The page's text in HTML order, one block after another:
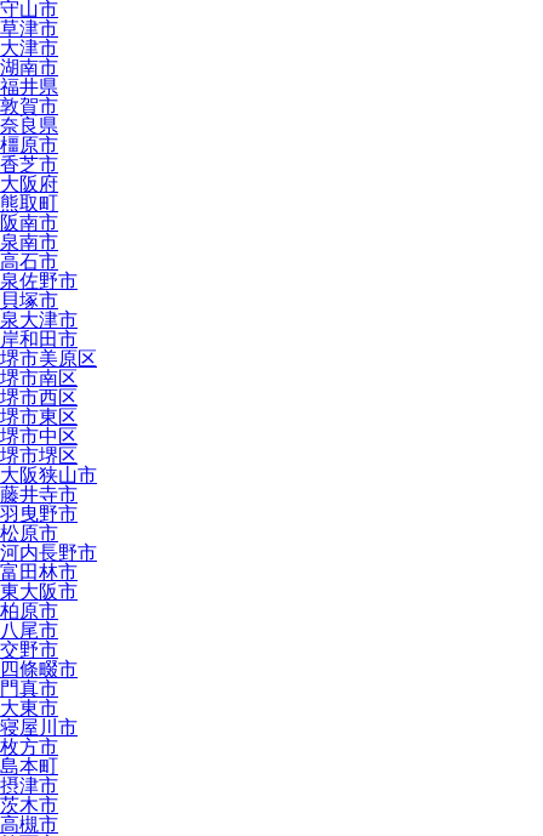
守山市
草津市
大津市
湖南市
福井県
敦賀市
奈良県
橿原市
香芝市
大阪府
熊取町
阪南市
泉南市
高石市
泉佐野市
貝塚市
泉大津市
岸和田市
堺市美原区
堺市南区
堺市西区
堺市東区
堺市中区
堺市堺区
大阪狭山市
藤井寺市
羽曳野市
松原市
河内長野市
富田林市
東大阪市
柏原市
八尾市
交野市
四條畷市
門真市
大東市
寝屋川市
枚方市
島本町
摂津市
茨木市
高槻市